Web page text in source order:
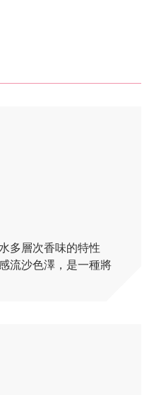
多層次香味的特性
流沙色澤，是一種將